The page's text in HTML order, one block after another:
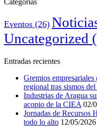
Eventos (26)
Uncategorized
Entradas recientes
Gremios
regional tras sismos del
Industrias de Aragua
acopio de la CIEA 02/
Jornadas de Recursos
todo lo alto 12/05/2026